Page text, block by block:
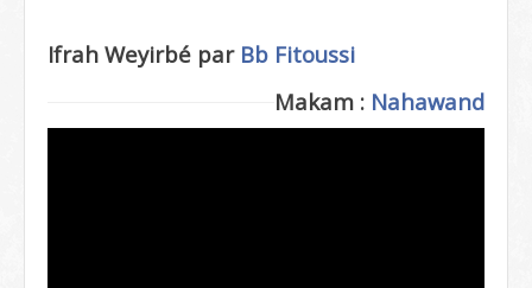
Ifrah Weyirbé par Bb Fitoussi
Makam : Nahawand